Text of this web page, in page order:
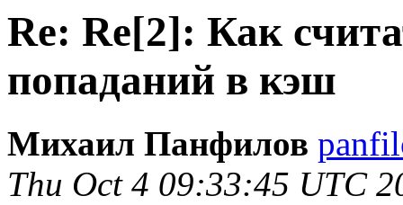
Re: Re[2]: Как
попаданий в кэш
Михаил Панфилов
Thu Oct 4 09:33:45 UTC